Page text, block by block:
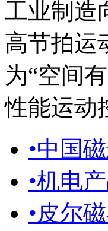
工业制造
高节拍运
为“空间
性能运动
•中国
•机电
•皮尔